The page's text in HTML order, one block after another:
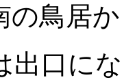
の鳥居
出口に